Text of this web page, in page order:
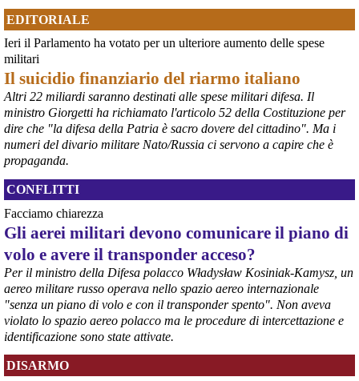
#Hiroshima2026 #Germania
@peacelink
6/8/2026 7:55
lanazione.it/massa-carrara/cro
La proposta di un osservatorio sui traffici di armi nel porto di Marina
di Carrara organizzato dall’Accademia della Pace e raccolta dalla
sindaca Serena Arrighi.
Linda Maggiori, nel ricostruire l’inchiesta che ha fatto per
AltrEconomia sull’attività di carico e scarico di armi in diversi porti
tra cui quello di Marina di Carrara, ha sottolineato la resistenza da
parte delle istituzioni competenti a fornire le informazioni
indispensabili.
#armi #disarmo #pcknews #pace
@peacelink - 6/8/2026 7:50
EDITORIALE
Ieri il Parlamento ha votato per un ulteriore aumento delle spese
militari
Il suicidio finanziario del riarmo italiano
Altri 22 miliardi saranno destinati alle spese militari difesa. Il
ministro Giorgetti ha richiamato l'articolo 52 della Costituzione per
dire che "la difesa della Patria è sacro dovere del cittadino". Ma i
numeri del divario militare Nato/Russia ci servono a capire che è
propaganda.
CONFLITTI
Facciamo chiarezza
Gli aerei militari devono comunicare il piano di
volo e avere il transponder acceso?
Per il ministro della Difesa polacco Władysław Kosiniak-Kamysz, un
aereo militare russo operava nello spazio aereo internazionale
"senza un piano di volo e con il transponder spento". Non aveva
violato lo spazio aereo polacco ma le procedure di intercettazione e
identificazione sono state attivate.
DISARMO